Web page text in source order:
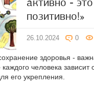
позитивно!»
26.10.2024 0
здоровья -
человека зависит
его укрепления.